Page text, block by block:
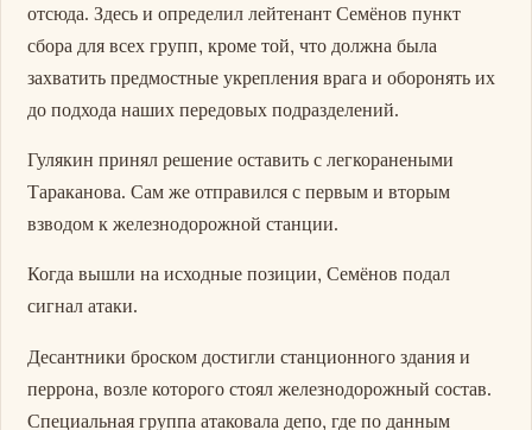
отсюда. Здесь и определил лейтенант Семёнов пункт
сбора для всех групп, кроме той, что должна была
захватить предмостные укрепления врага и оборонять их
до подхода наших передовых подразделений.
Гулякин принял решение оставить с легкоранеными
Тараканова. Сам же отправился с первым и вторым
взводом к железнодорожной станции.
Когда вышли на исходные позиции, Семёнов подал
сигнал атаки.
Десантники броском достигли станционного здания и
перрона, возле которого стоял железнодорожный состав.
Специальная группа атаковала депо, где по данным